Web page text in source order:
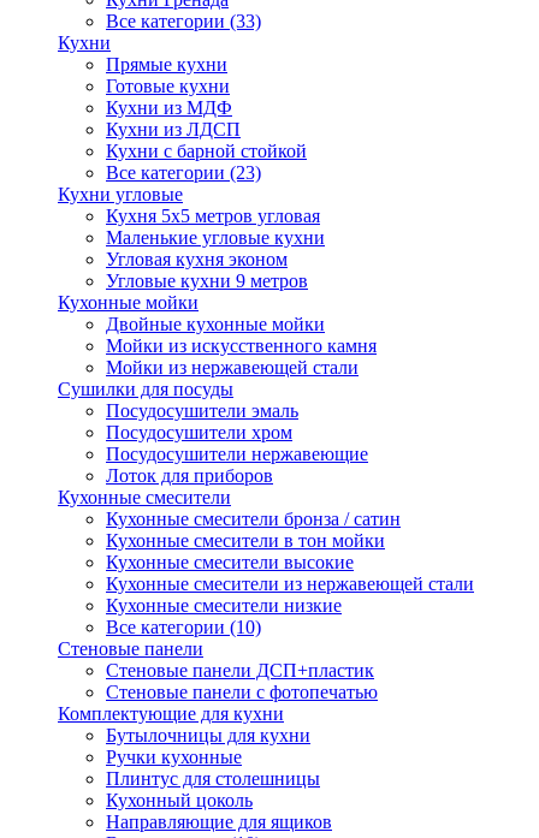
Все категории (33)
Кухни
Прямые кухни
Готовые кухни
Кухни из МДФ
Кухни из ЛДСП
Кухни с барной стойкой
Все категории (23)
Кухни угловые
Кухня 5х5 метров угловая
Маленькие угловые кухни
Угловая кухня эконом
Угловые кухни 9 метров
Кухонные мойки
Двойные кухонные мойки
Мойки из искусственного камня
Мойки из нержавеющей стали
Сушилки для посуды
Посудосушители эмаль
Посудосушители хром
Посудосушители нержавеющие
Лоток для приборов
Кухонные смесители
Кухонные смесители бронза / сатин
Кухонные смесители в тон мойки
Кухонные смесители высокие
Кухонные смесители из нержавеющей стали
Кухонные смесители низкие
Все категории (10)
Стеновые панели
Стеновые панели ДСП+пластик
Стеновые панели с фотопечатью
Комплектующие для кухни
Бутылочницы для кухни
Ручки кухонные
Плинтус для столешницы
Кухонный цоколь
Направляющие для ящиков